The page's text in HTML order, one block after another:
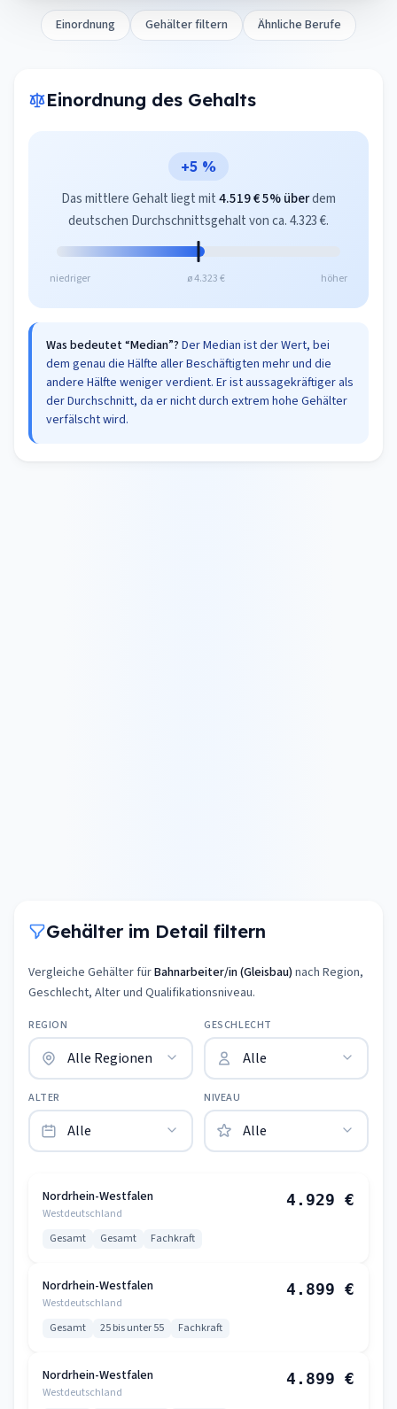
Einordnung Gehälter filtern Ähnliche Berufe
Einordnung des Gehalts
+5 %
Das mittlere Gehalt liegt mit4.519 €5% überdem
deutschen Durchschnittsgehalt von ca. 4.323 €.
niedriger ø 4.323 € höher
Was bedeutet “Median”? Der Median ist der Wert, bei
dem genau die Hälfte aller Beschäftigten mehr und die
andere Hälfte weniger verdient. Er ist aussagekräftiger als
der Durchschnitt, da er nicht durch extrem hohe Gehälter
verfälscht wird.
Gehälter im Detail filtern
Vergleiche Gehälter fürBahnarbeiter/in (Gleisbau) nach Region,
Geschlecht, Alter und Qualifikationsniveau.
REGION GESCHLECHT
ALTER NIVEAU
Nordrhein-Westfalen
Westdeutschland
4.929 €
Gesamt Gesamt Fachkraft
Nordrhein-Westfalen
Westdeutschland
4.899 €
Gesamt 25 bis unter 55 Fachkraft
Nordrhein-Westfalen
Westdeutschland
4.899 €